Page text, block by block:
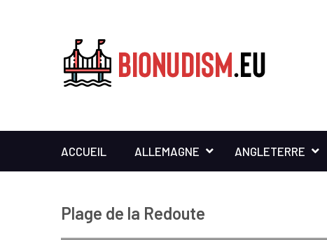
ACCUEIL ALLEMAGNE ANGLETERRE
Plage de la Redoute